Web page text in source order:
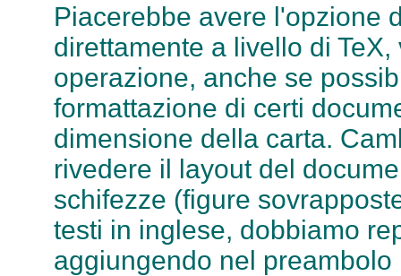
Piacerebbe avere l'opzione
direttamente a livello di
operazione, anche se
formattazione di certi
dimensione della carta.
rivedere il layout del
schifezze (figure
testi in inglese, dobbiamo
aggiungendo nel preambolo